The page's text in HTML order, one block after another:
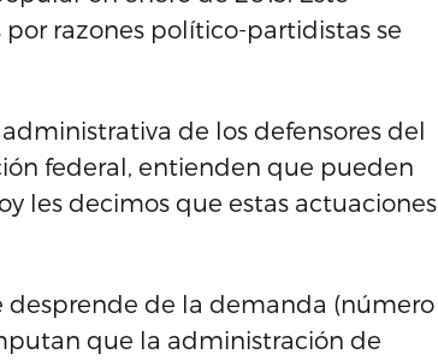
razones político-partidistas se
de los defensores del
federal, entienden que pueden
les decimos que estas actuaciones
desprende de la demanda (número
que la administración de